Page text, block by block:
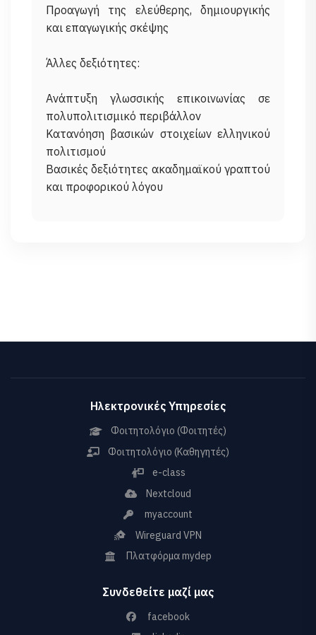
Προαγωγή της ελεύθερης, δημιουργικής
και επαγωγικής σκέψης
Άλλες δεξιότητες:
Ανάπτυξη γλωσσικής επικοινωνίας σε
πολυπολιτισμικό περιβάλλον
Κατανόηση βασικών στοιχείων ελληνικού
πολιτισμού
Βασικές δεξιότητες ακαδημαϊκού γραπτού
Ηλεκτρονικές Υπηρεσίες
Φοιτητολόγιο (Φοιτητές)
Φοιτητολόγιο (Καθηγητές)
e-class
Nextcloud
myaccount
Wireguard VPN
Πλατφόρμα mydep
Συνδεθείτε μαζί μας
facebook